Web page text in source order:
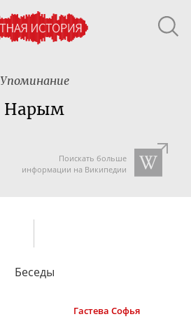
Упоминание
Нарым
Поискать больше
информации на Википедии
Беседы
Гастева Софья